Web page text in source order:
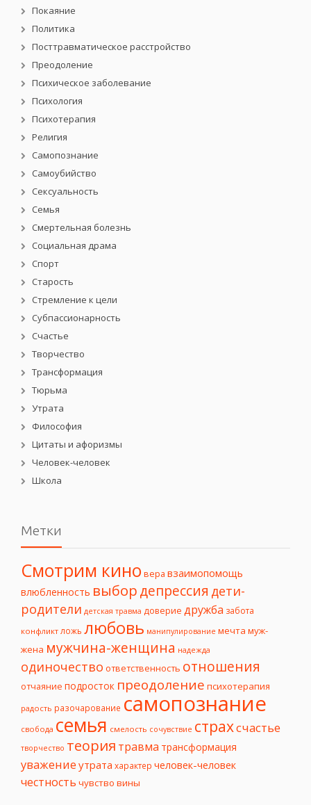
Покаяние
Политика
Посттравматическое расстройство
Преодоление
Психическое заболевание
Психология
Психотерапия
Религия
Самопознание
Самоубийство
Сексуальность
Семья
Смертельная болезнь
Социальная драма
Спорт
Старость
Стремление к цели
Субпассионарность
Счастье
Творчество
Трансформация
Тюрьма
Утрата
Философия
Цитаты и афоризмы
Человек-человек
Школа
Метки
Смотрим кино вера взаимопомощь
влюбленность выбордепрессия дети-
родители детская травма доверие дружба забота
конфликт ложь любовь манипулирование мечта муж-
жена мужчина-женщина надежда
одиночество ответственность отношения
отчаяние подросток преодоление психотерапия
радость разочарование самопознание
свобода семья смелость сочувствие страхсчастье
творчество теория травма трансформация
уважение утрата характер человек-человек
честность чувство вины